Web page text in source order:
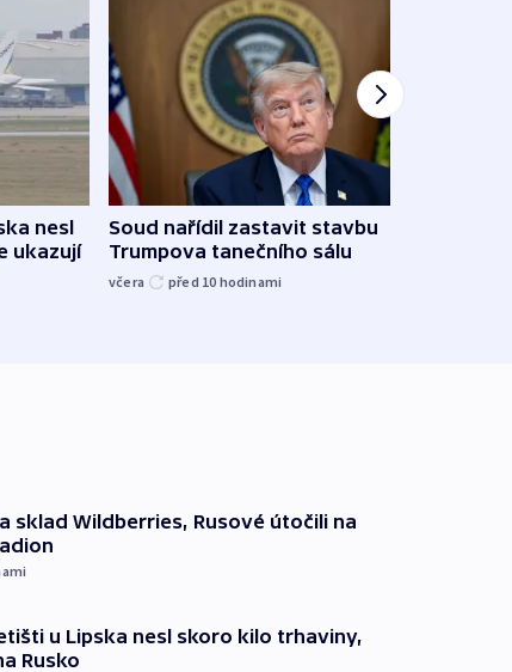
nesl
ukazují
Soud nařídil zastavit stavbu
Trumpova tanečního sálu
včera před 10 hodinami
sklad Wildberries, Rusové útočili na
u Lipska nesl skoro kilo trhaviny,
Rusko